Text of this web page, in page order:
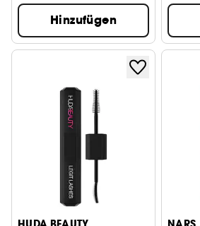
Hinzufügen